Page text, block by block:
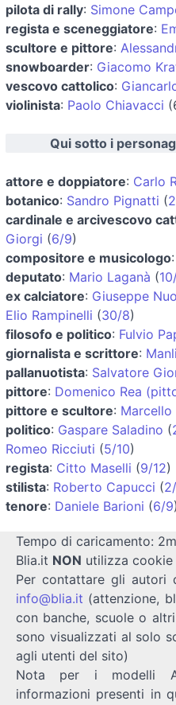
pilota di rally: Simone
regista e sceneggiatore:
scultore e pittore:
snowboarder: Giacomo
vescovo cattolico:
violinista: Paolo Chiavacci
Qui sotto i
attore e doppiatore: Carlo
botanico: Sandro Pignatti (
cardinale e arcivescovo
Giorgi (6/9)
compositore e musicologo:
deputato: Mario Laganà (
ex calciatore: Giuseppe
Elio Rampinelli (30/8)
filosofo e politico: Fulvio
giornalista e scrittore:
pallanuotista: Salvatore
pittore: Domenico Rea
pittore e scultore: Marcello
politico: Gaspare Saladino (
Romeo Ricciuti (5/10)
regista: Citto Maselli (9/12)
stilista: Roberto Capucci (
tenore: Daniele Barioni (6/9)
Tempo di caricamento:
Blia.it NON utilizza cookie
Per contattare gli autori
info@blia.it (attenzione,
con banche, scuole o
sono visualizzati al solo
agli utenti del sito)
Nota per i modelli
informazioni presenti in